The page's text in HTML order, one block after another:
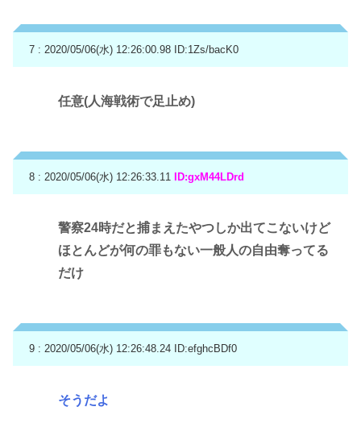
7 : 2020/05/06(水) 12:26:00.98 ID:1Zs/bacK0
任意(人海戦術で足止め)
8 : 2020/05/06(水) 12:26:33.11 ID:gxM44LDrd
警察24時だと捕まえたやつしか出てこないけど
ほとんどが何の罪もない一般人の自由奪ってる
だけ
9 : 2020/05/06(水) 12:26:48.24 ID:efghcBDf0
そうだよ